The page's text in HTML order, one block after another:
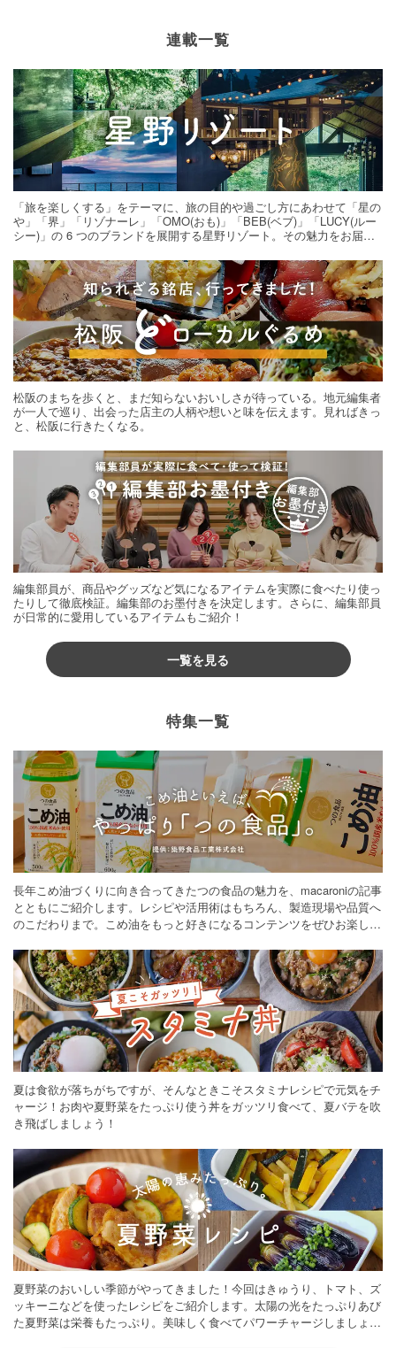
連載一覧
「旅を楽しくする」をテーマに、旅の目的や過ごし方にあわせて「星の
や」「界」「リゾナーレ」「OMO(おも)」「BEB(ベブ)」「LUCY(ルー
シー)」の 6 つのブランドを展開する星野リゾート。その魅力をお届け
松阪のまちを歩くと、まだ知らないおいしさが待っている。地元編集者
が一人で巡り、出会った店主の人柄や想いと味を伝えます。見ればきっ
と、松阪に行きたくなる。
編集部員が、商品やグッズなど気になるアイテムを実際に食べたり使っ
たりして徹底検証。編集部のお墨付きを決定します。さらに、編集部員
が日常的に愛用しているアイテムもご紹介！
一覧を見る
特集一覧
長年こめ油づくりに向き合ってきたつの食品の魅力を、macaroniの記事
とともにご紹介します。レシピや活用術はもちろん、製造現場や品質へ
のこだわりまで。こめ油をもっと好きになるコンテンツをぜひお楽しみ
夏は食欲が落ちがちですが、そんなときこそスタミナレシピで元気をチ
ャージ！お肉や夏野菜をたっぷり使う丼をガッツリ食べて、夏バテを吹
き飛ばしましょう！
夏野菜のおいしい季節がやってきました！今回はきゅうり、トマト、ズ
ッキーニなどを使ったレシピをご紹介します。太陽の光をたっぷりあび
た夏野菜は栄養もたっぷり。美味しく食べてパワーチャージしましょう